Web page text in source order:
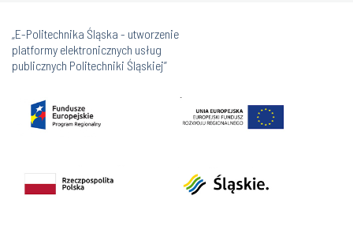
„E-Politechnika Śląska - utworzenie
platformy elektronicznych usług
publicznych Politechniki Śląskiej”